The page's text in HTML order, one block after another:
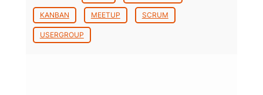
KANBAN MEETUP SCRUM
USERGROUP